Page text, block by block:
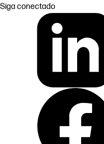
Siga conectado